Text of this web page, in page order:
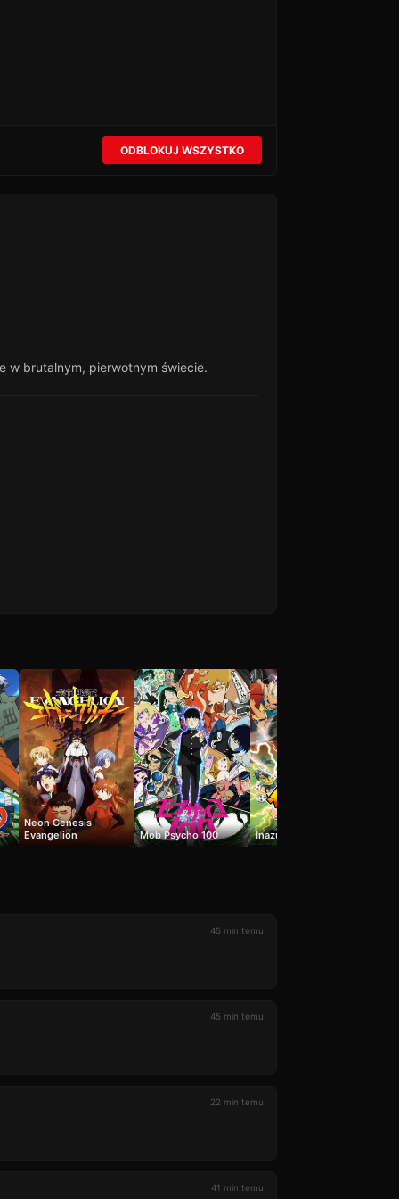
ODBLOKUJ WSZYSTKO
w brutalnym, pierwotnym świecie.
Neon Genesis
Evangelion
Mob Psycho 100 Inazuma Eleven
45 min temu
45 min temu
22 min temu
41 min temu